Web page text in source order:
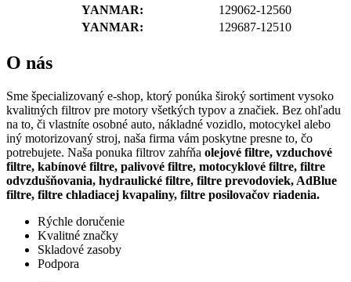
YANMAR:
129062-12560
YANMAR:
129687-12510
O nás
Sme špecializovaný e-shop, ktorý ponúka široký sortiment vysoko
kvalitných filtrov pre motory všetkých typov a značiek. Bez ohľadu
na to, či vlastníte osobné auto, nákladné vozidlo, motocykel alebo
iný motorizovaný stroj, naša firma vám poskytne presne to, čo
potrebujete. Naša ponuka filtrov zahŕňa olejové filtre, vzduchové
filtre, kabínové filtre, palivové filtre, motocyklové filtre, filtre
odvzdušňovania, hydraulické filtre, filtre prevodoviek, AdBlue
filtre, filtre chladiacej kvapaliny, filtre posilovačov riadenia.
Rýchle doručenie
Kvalitné značky
Skladové zasoby
Podpora